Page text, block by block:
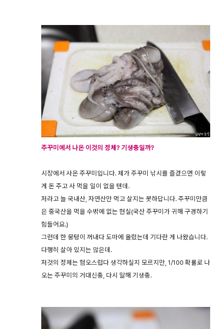
주꾸미에서 나온 이것의 정체? 기생충일까?
시장에서 사온 주꾸미입니다. 제가 주꾸미 낚시를 즐겼으면 이렇
게 돈 주고 사 먹을 일이 없을 텐데.
저라고 늘 국내산, 자연산만 먹고 살지는 못하답니다. 주꾸미만큼
은 중국산을 먹을 수밖에 없는 현실(국산 주꾸미가 귀해 구경하기
힘들어요.)
그런데 한 뭉텅이 꺼내다 도마에 올렸는데 기다란 게 나왔습니다.
다행히 살아 있지는 않은데.
저것의 정체는 혐오스럽다 생각하실지 모르지만, 1/100 확률로 나
오는 주꾸미의 거대신충, 다시 말해 기생충.